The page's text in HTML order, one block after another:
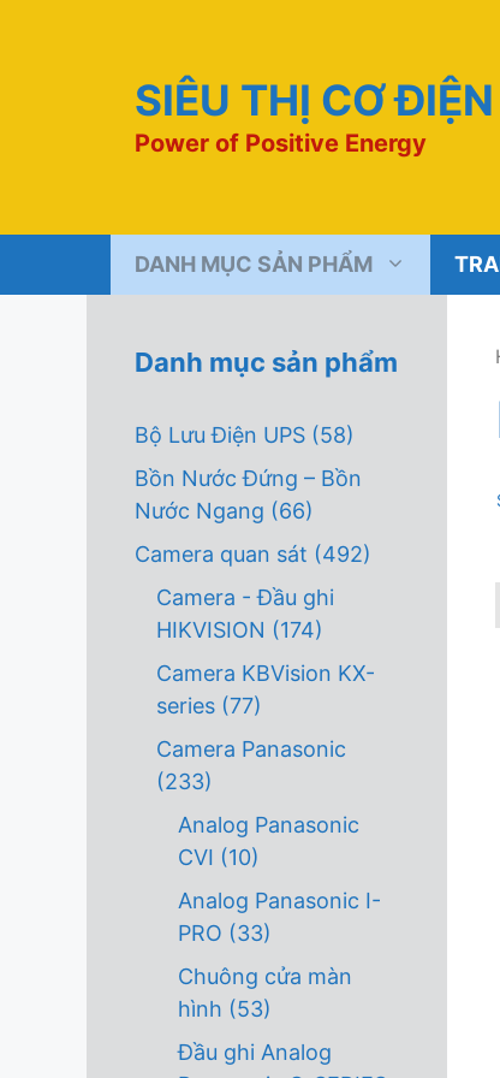
SIÊU THỊ CƠ
Power of Positive Energy
DANH MỤC SẢN PHẨM
Danh mục sản phẩm
Bộ Lưu Điện UPS (58)
Bồn Nước Đứng – Bồn
Nước Ngang (66)
Camera quan sát (492)
Camera - Đầu ghi
HIKVISION (174)
Camera KBVision KX-
series (77)
Camera Panasonic
(233)
Analog Panasonic
CVI (10)
Analog Panasonic I-
PRO (33)
Chuông cửa màn
hình (53)
Đầu ghi Analog